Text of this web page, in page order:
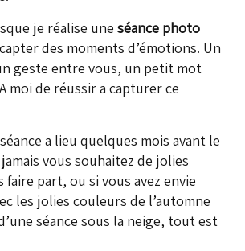
je réalise uneséance photo
des moments d’émotions. Un
geste entre vous, un petit mot
moi de réussir a capturer ce
a lieu quelques mois avant le
vous souhaitez de jolies
part, ou si vous avez envie
les jolies couleurs de l’automne
séance sous la neige, tout est